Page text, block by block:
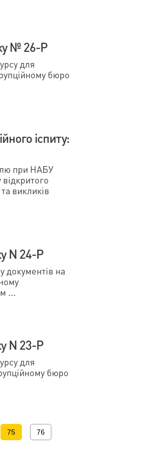
№ 26-Р
для
бюро
іспиту:
при НАБУ
викликів
N 24-Р
на
...
N 23-Р
для
бюро
75 76